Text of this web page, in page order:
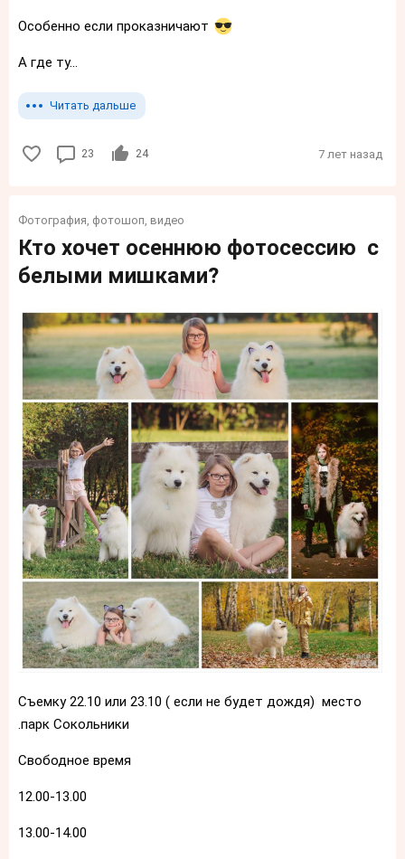
Особенно если проказничают
А где ту...
Читать дальше
23 24 7 лет назад
Фотография, фотошоп, видео
Кто хочет осеннюю фотосессию с
белыми мишками?
Съемку 22.10 или 23.10 ( если не будет дождя) место
.парк Сокольники
Свободное время
12.00-13.00
13.00-14.00